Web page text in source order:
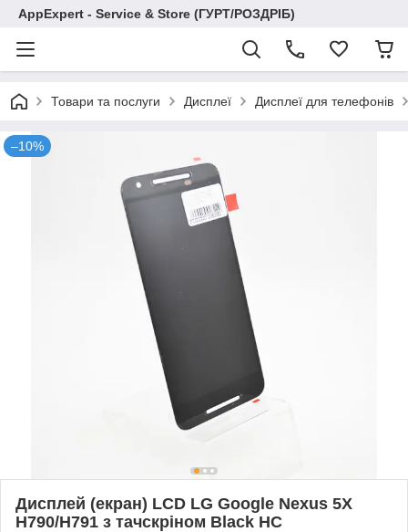
AppExpert - Service & Store (ГУРТ/РОЗДРІБ)
Товари та послуги Дисплеї Дисплеї для телефонів
–10%
Дисплей (екран) LCD LG Google Nexus 5X
H790/H791 з тачскріном Black HC